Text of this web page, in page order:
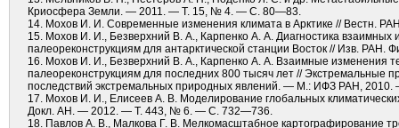
Криосфера Земли. — 2011. — Т. 15, № 4. — С. 80—83.
14. Мохов И. И. Современные изменения климата в Арктике //
15. Мохов И. И., Безверхний В. А., Карпенко А. А. Диагностика
палеореконструкциям для антарктической станции Восток // Изв.
16. Мохов И. И., Безверхний В. А., Карпенко А. А. Взаимные изменения
палеореконструкциям для последних 800 тысяч лет //
последствий экстремальных природных явлений. — М.: ИФЗ РАН,
17. Мохов И. И., Елисеев А. В. Моделирование глобальных
Докл. АН. — 2012. — Т. 443, № 6. — С. 732—736.
18. Павлов А. В., Малкова Г. В. Мелкомасштабное картографирование